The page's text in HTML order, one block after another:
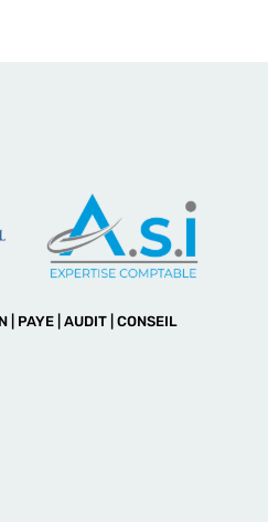
| PAYE | AUDIT | CONSEIL